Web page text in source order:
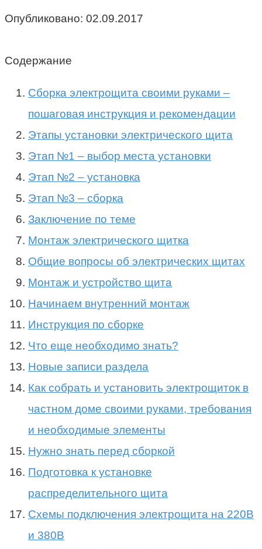
Опубликовано: 02.09.2017
Содержание
Сборка электрощита своими руками –
пошаговая инструкция и рекомендации
Этапы установки электрического щита
Этап №1 – выбор места установки
Этап №2 – установка
Этап №3 – сборка
Заключение по теме
Монтаж электрического щитка
Общие вопросы об электрических щитах
Монтаж и устройство щита
Начинаем внутренний монтаж
Инструкция по сборке
Что еще необходимо знать?
Новые записи раздела
Как собрать и установить электрощиток в
частном доме своими руками, требования
и необходимые элементы
Нужно знать перед сборкой
Подготовка к установке
распределительного щита
Схемы подключения электрощита на 220В
и 380В